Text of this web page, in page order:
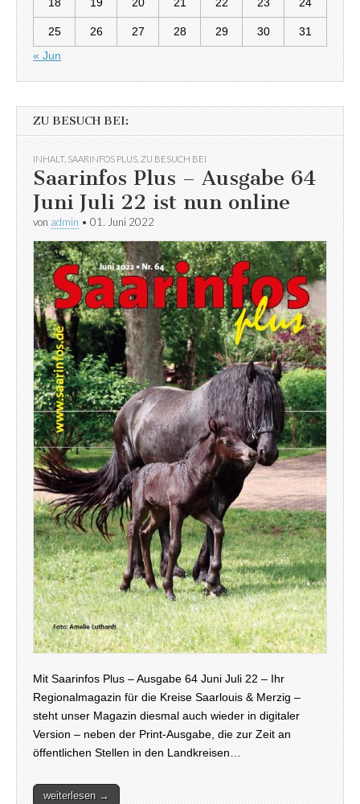
25 26 27 28 29 30
31
« Jun
ZU BESUCH BEI:
INHALT, SAARINFOS PLUS ZU BESUCH BEI
Saarinfos Plus – Ausgabe 64
Juni Juli 22 ist nun online
von admin • 01. Juni 2022
Mit Saarinfos Plus – Ausgabe 64 Juni Juli 22 – Ihr
Regionalmagazin für die Kreise Saarlouis & Merzig –
steht unser Magazin diesmal auch wieder in digitaler
Version – neben der Print-Ausgabe, die zur Zeit an
öffentlichen Stellen in den Landkreisen…
weiterlesen →